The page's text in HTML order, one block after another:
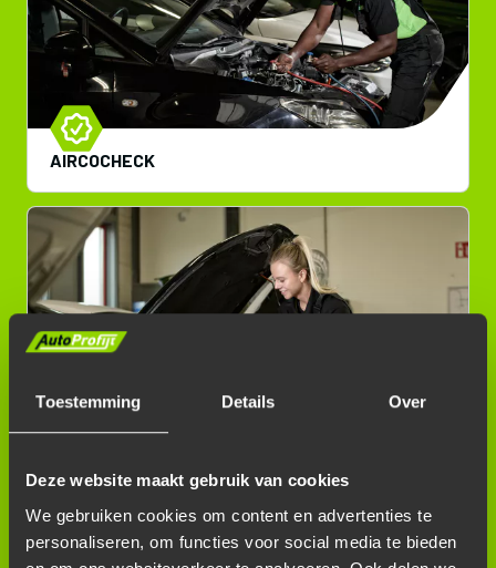
Toestemming Details Over
Deze website maakt gebruik van cookies
We gebruiken cookies om content en advertenties te
personaliseren, om functies voor social media te bieden
AIRCOCHECK